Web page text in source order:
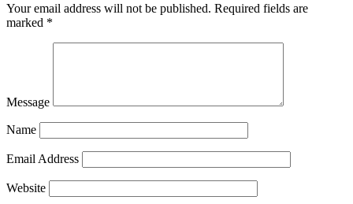
Your email address will not be published. Required fields are
marked *
Message
Name
Email Address
Website